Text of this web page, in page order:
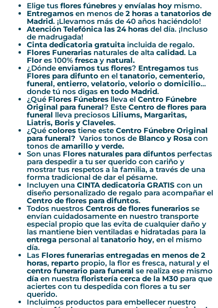
Elige tus flores fúnebres y envíalas hoy mismo.
Entregamos en menos de 2 horas a tanatorios de
Madrid. ¡Llevamos más de 40 años haciéndolo!
Atención Telefónica las 24 horas del día. ¡Incluso
de madrugada!
Cinta dedicatoria gratuita incluida de regalo.
Flores Funerarias naturales de alta calidad. La
Flores 100% fresca y natural.
¿Dónde enviamos tus flores? Entregamos tus
Flores para difunto en el tanatorio, cementerio,
funeral, entierro, velatorio, velorio o domicilio…
donde tú nos digas en todo Madrid.
¿Qué Flores Fúnebres lleva el Centro Fúnebre
Original para funeral? Este Centro de flores para
funeral lleva preciosos Liliums, Margaritas,
Liatris, Boris y Claveles.
¿Qué colores tiene este Centro Fúnebre Original
para funeral? Varios tonos de Blanco y Rosa con
tonos de amarillo y verde.
Son unas Flores naturales para difuntos perfectas
para despedir a tu ser querido con cariño y
mostrar tus respetos a la familia, a través de una
forma tradicional de dar el pésame.
Incluyen una CINTA dedicatoria GRATIS con un
diseño personalizado de regalo para acompañar el
Centro de flores para difuntos.
Todos nuestros Centros de flores funerarios se
envían cuidadosamente en nuestro transporte
especial propio que las evita de cualquier daño y
las mantiene bien ventiladas e hidratadas para la
entrega personal al tanatorio hoy, en el mismo
día.
Las Flores funerarias entregadas en menos de 2
horas, reparto propio, la flor es fresca, natural y el
centro funerario para funeral se realiza ese mismo
día en nuestra floristería cerca de la M30 para que
aciertes con tu despedida con flores a tu ser
querido.
Incluimos productos para embellecer nuestro